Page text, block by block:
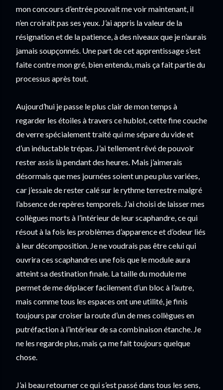
mon concours d’entrée pouvait me voir maintenant, il
n’en croirait pas ses yeux. J’ai appris la valeur de la
résignation et de la patience, à des niveaux que je n’aurais
jamais soupçonnés. Une part de cet apprentissage s’est
faite contre mon gré, bien entendu, mais ça fait partie du
processus après tout.
Aujourd’hui je passe le plus clair de mon temps à
regarder les étoiles à travers ce hublot, cette fine couche
de verre spécialement traité qui me sépare du vide et
d’un inéluctable trépas. J’ai tellement rêvé de pouvoir
rester assis là pendant des heures. Mais j’aimerais
désormais que mes journées soient un peu plus variées,
car j’essaie de rester calé sur le rythme terrestre malgré
l’absence de repères temporels. J’ai choisi de laisser mes
collègues morts à l’intérieur de leur scaphandre, ce qui
résout à la fois les problèmes d’apparence et d’odeur liés
à leur décomposition. Je ne voudrais pas être celui qui
ouvrira ces scaphandres une fois que le module aura
atteint sa destination finale. La taille du module me
permet de me déplacer facilement d’un bloc à l’autre,
mais comme tous les espaces ont une utilité, je finis
toujours par croiser la route d’un de mes collègues en
putréfaction à l’intérieur de sa combinaison étanche. Je
ne les regarde plus, mais ça me fait toujours quelque
chose.
J’ai beau retourner ce qui s’est passé dans tous les sens,